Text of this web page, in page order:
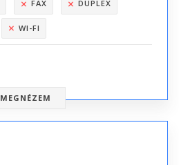
FAX DUPLEX
WI-FI
MEGNÉZEM